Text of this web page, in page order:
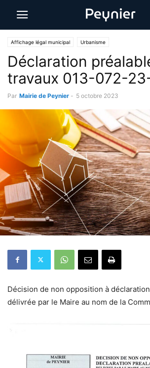
Affichage légal municipal Urbanisme
Déclaration
travaux 013-072-
Par Mairie de Peynier - 5 octobre 2023
Décision de non opposition à
délivrée par le Maire au nom de la